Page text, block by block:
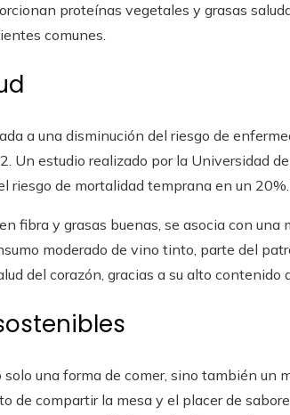
proteínas vegetales y grasas
comunes.
a una disminución del riesgo de
Un estudio realizado por la Universidad
riesgo de mortalidad temprana en un 20%.
fibra y grasas buenas, se asocia con una
moderado de vino tinto, parte del
del corazón, gracias a su alto contenido
una forma de comer, sino también un
de compartir la mesa y el placer de